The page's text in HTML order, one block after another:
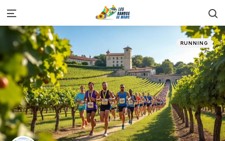
Menu
Categories
Posted
RUNNING